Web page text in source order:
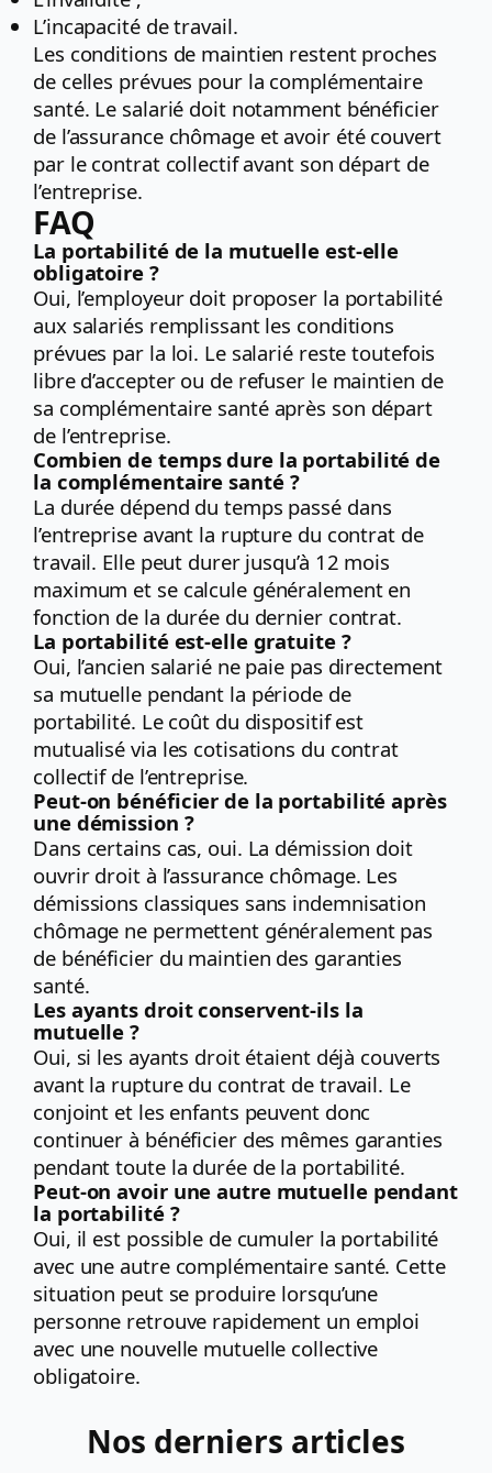
L’incapacité de travail.
Les conditions de maintien restent proches
de celles prévues pour la complémentaire
santé. Le salarié doit notamment bénéficier
de l’assurance chômage et avoir été couvert
par le contrat collectif avant son départ de
l’entreprise.
FAQ
La portabilité de la mutuelle est-elle
obligatoire ?
Oui, l’employeur doit proposer la portabilité
aux salariés remplissant les conditions
prévues par la loi. Le salarié reste toutefois
libre d’accepter ou de refuser le maintien de
sa complémentaire santé après son départ
de l’entreprise.
Combien de temps dure la portabilité de
la complémentaire santé ?
La durée dépend du temps passé dans
l’entreprise avant la rupture du contrat de
travail. Elle peut durer jusqu’à 12 mois
maximum et se calcule généralement en
fonction de la durée du dernier contrat.
La portabilité est-elle gratuite ?
Oui, l’ancien salarié ne paie pas directement
sa mutuelle pendant la période de
portabilité. Le coût du dispositif est
mutualisé via les cotisations du contrat
collectif de l’entreprise.
Peut-on bénéficier de la portabilité après
une démission ?
Dans certains cas, oui. La démission doit
ouvrir droit à l’assurance chômage. Les
démissions classiques sans indemnisation
chômage ne permettent généralement pas
de bénéficier du maintien des garanties
santé.
Les ayants droit conservent-ils la
mutuelle ?
Oui, si les ayants droit étaient déjà couverts
avant la rupture du contrat de travail. Le
conjoint et les enfants peuvent donc
continuer à bénéficier des mêmes garanties
pendant toute la durée de la portabilité.
Peut-on avoir une autre mutuelle pendant
la portabilité ?
Oui, il est possible de cumuler la portabilité
avec une autre complémentaire santé. Cette
situation peut se produire lorsqu’une
personne retrouve rapidement un emploi
avec une nouvelle mutuelle collective
obligatoire.
Nos derniers articles